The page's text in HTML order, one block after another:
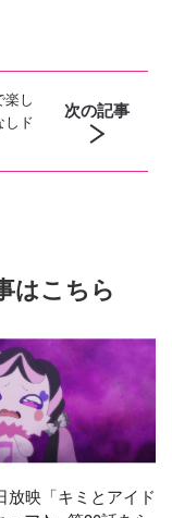
し
ド
次の記事
はこちら
放映「キミとアイド